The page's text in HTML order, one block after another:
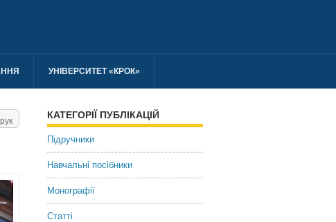
УНІВЕРСИТЕТ «КРОК»
КАТЕГОРІЇ ПУБЛІКАЦІЙ
Підручники
Навчальні посібники
Монографії
Статті